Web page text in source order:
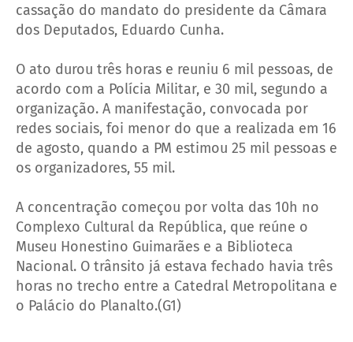
cassação do mandato do presidente da Câmara
dos Deputados, Eduardo Cunha.
O ato durou três horas e reuniu 6 mil pessoas, de
acordo com a Polícia Militar, e 30 mil, segundo a
organização. A manifestação, convocada por
redes sociais, foi menor do que a realizada em 16
de agosto, quando a PM estimou 25 mil pessoas e
os organizadores, 55 mil.
A concentração começou por volta das 10h no
Complexo Cultural da República, que reúne o
Museu Honestino Guimarães e a Biblioteca
Nacional. O trânsito já estava fechado havia três
horas no trecho entre a Catedral Metropolitana e
o Palácio do Planalto.(G1)